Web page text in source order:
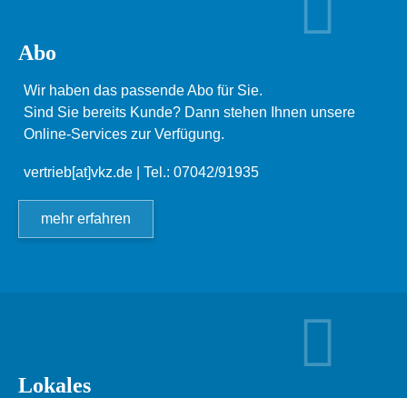
Abo
Wir haben das passende Abo für Sie.
Sind Sie bereits Kunde? Dann stehen Ihnen unsere
Online-Services zur Verfügung.
vertrieb[at]vkz.de | Tel.: 07042/91935
mehr erfahren
Lokales